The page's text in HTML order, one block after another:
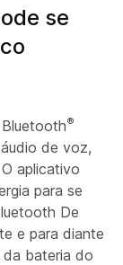
se
®
de voz,
aplicativo
para se
De
e para diante
bateria do